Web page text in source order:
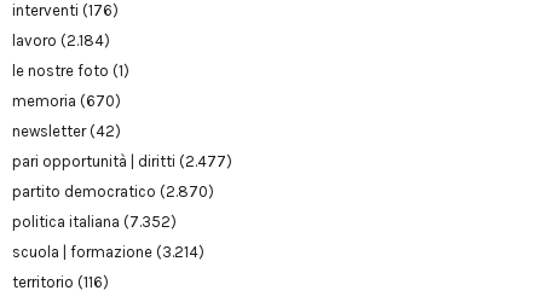
interventi (176)
lavoro (2.184)
le nostre foto (1)
memoria (670)
newsletter(42)
pari opportunità | diritti (2.477)
partito democratico (2.870)
politica italiana (7.352)
scuola | formazione (3.214)
territorio (116)